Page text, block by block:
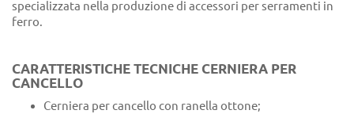
specializzata nella produzione di accessori per serramenti in
ferro.
CARATTERISTICHE TECNICHE CERNIERA PER
CANCELLO
Cerniera per cancello con ranella ottone;